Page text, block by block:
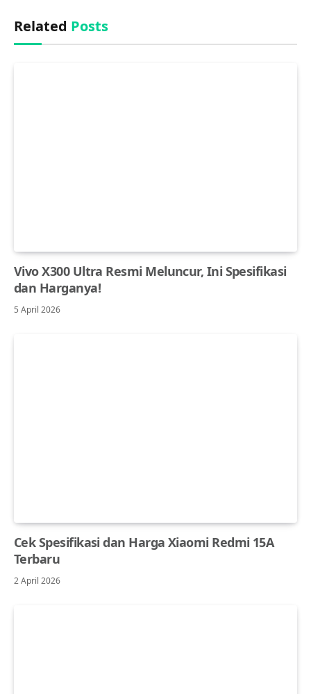
Related Posts
Vivo X300 Ultra Resmi Meluncur, Ini Spesifikasi
dan Harganya!
5 April 2026
Cek Spesifikasi dan Harga Xiaomi Redmi 15A
Terbaru
2 April 2026